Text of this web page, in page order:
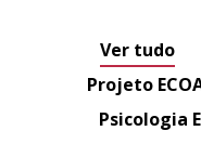
Ver tudo
Projeto
Psicologia